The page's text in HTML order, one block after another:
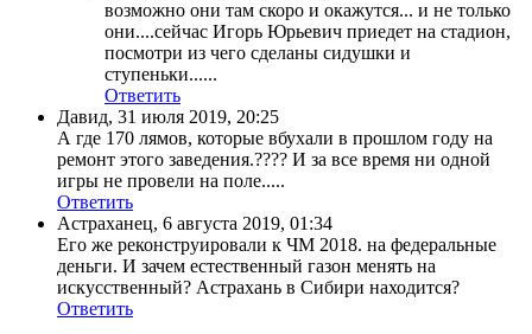
возможно они там скоро и окажутся... и не только
они....сейчас Игорь Юрьевич приедет на стадион,
посмотри из чего сделаны сидушки и
ступеньки......
Ответить
Давид, 31 июля 2019, 20:25
А где 170 лямов, которые вбухали в прошлом году на
ремонт этого заведения.???? И за все время ни одной
игры не провели на поле.....
Ответить
Астраханец, 6 августа 2019, 01:34
Его же реконструировали к ЧМ 2018. на федеральные
деньги. И зачем естественный газон менять на
искусственный? Астрахань в Сибири находится?
Ответить